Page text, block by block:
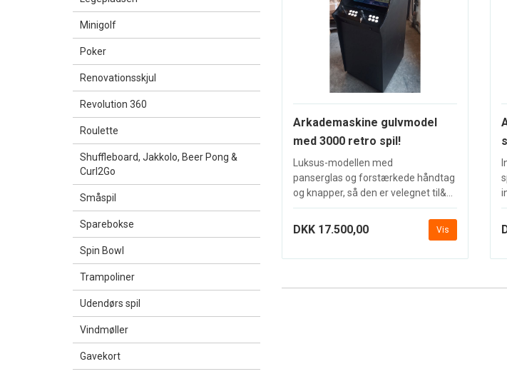
Minigolf
Poker
Renovationsskjul
Revolution 360
Roulette
Shuffleboard, Jakkolo, Beer Pong &
Curl2Go
Småspil
Sparebokse
Spin Bowl
Trampoliner
Udendørs spil
Vindmøller
Gavekort
Arkademaskine gulvmodel
med 3000 retro spil!
Luksus-modellen med
panserglas og forstærkede håndtag
og knapper, så den er velegnet til&...
DKK 17.500,00 Vis